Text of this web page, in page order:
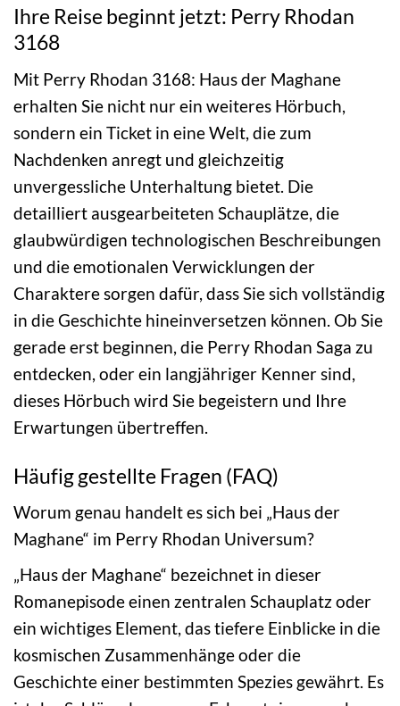
Ihre Reise beginnt jetzt: Perry Rhodan
3168
Mit Perry Rhodan 3168: Haus der Maghane
erhalten Sie nicht nur ein weiteres Hörbuch,
sondern ein Ticket in eine Welt, die zum
Nachdenken anregt und gleichzeitig
unvergessliche Unterhaltung bietet. Die
detailliert ausgearbeiteten Schauplätze, die
glaubwürdigen technologischen Beschreibungen
und die emotionalen Verwicklungen der
Charaktere sorgen dafür, dass Sie sich vollständig
in die Geschichte hineinversetzen können. Ob Sie
gerade erst beginnen, die Perry Rhodan Saga zu
entdecken, oder ein langjähriger Kenner sind,
dieses Hörbuch wird Sie begeistern und Ihre
Erwartungen übertreffen.
Häufig gestellte Fragen (FAQ)
Worum genau handelt es sich bei „Haus der
Maghane“ im Perry Rhodan Universum?
„Haus der Maghane“ bezeichnet in dieser
Romanepisode einen zentralen Schauplatz oder
ein wichtiges Element, das tiefere Einblicke in die
kosmischen Zusammenhänge oder die
Geschichte einer bestimmten Spezies gewährt. Es